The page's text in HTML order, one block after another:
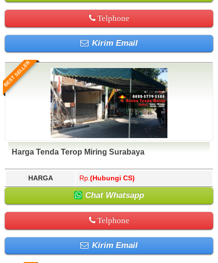
Telphone
Kirim Email
BEST SELLER
Harga Tenda Terop Miring Surabaya
HARGA Rp. (Hubungi CS)
Chat Whatsapp
Telphone
Kirim Email